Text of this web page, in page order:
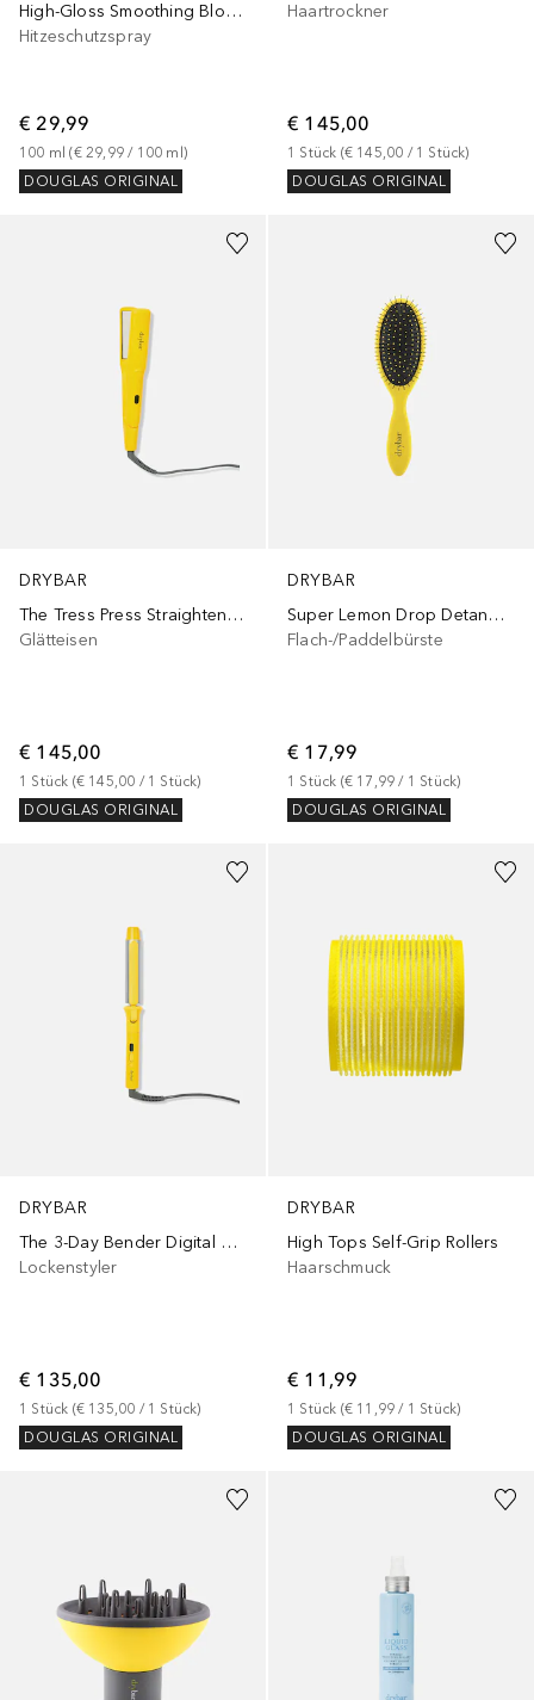
High-Gloss Smoothing Blowout Cream
Hitzeschutzspray
€ 29,99
100 ml (€ 29,99 / 100 ml )
DOUGLAS ORIGINAL
Haartrockner
€ 145,00
1 Stück (€ 145,00 / 1 Stück)
DOUGLAS ORIGINAL
DRYBAR
The Tress Press Straightening Iron
Glätteisen
€ 145,00
1 Stück (€ 145,00 / 1 Stück)
DOUGLAS ORIGINAL
DRYBAR
Super Lemon Drop Detangling Hair Brush
Flach-/Paddelbürste
€ 17,99
1 Stück (€ 17,99 / 1 Stück)
DOUGLAS ORIGINAL
DRYBAR
The 3-Day Bender Digital Curling Iron 2.54 cm
Lockenstyler
€ 135,00
1 Stück (€ 135,00 / 1 Stück)
DOUGLAS ORIGINAL
DRYBAR
High Tops Self-Grip Rollers
Haarschmuck
€ 11,99
1 Stück (€ 11,99 / 1 Stück)
DOUGLAS ORIGINAL